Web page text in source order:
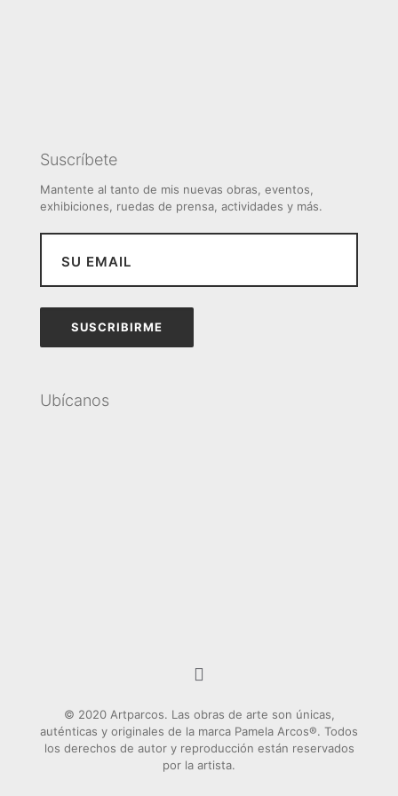
Suscríbete
Mantente al tanto de mis nuevas obras, eventos,
exhibiciones, ruedas de prensa, actividades y más.
Ubícanos
© 2020 Artparcos. Las obras de arte son únicas,
auténticas y originales de la marca Pamela Arcos®. Todos
los derechos de autor y reproducción están reservados
por la artista.